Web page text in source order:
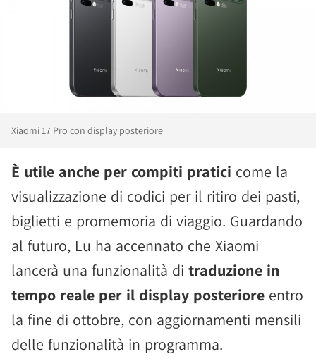
Xiaomi 17 Pro con display posteriore
È utile anche per compiti pratici come la
visualizzazione di codici per il ritiro dei pasti,
biglietti e promemoria di viaggio. Guardando
al futuro, Lu ha accennato che Xiaomi
lancerà una funzionalità di traduzione in
tempo reale per il display posteriore entro
la fine di ottobre, con aggiornamenti mensili
delle funzionalità in programma.